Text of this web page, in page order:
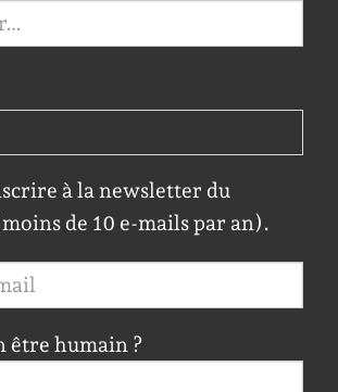
à la newsletter du
de 10 e-mails par an).
être humain ?